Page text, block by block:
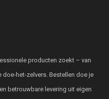
producten zoekt – van
doe-het-zelvers. Bestellen doe je
betrouwbare levering uit eigen